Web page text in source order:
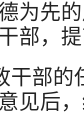
为先
部，
干部的
见后